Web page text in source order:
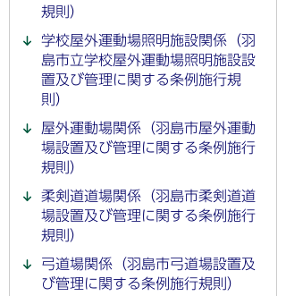
規則）
学校屋外運動場照明施設関係（羽
島市立学校屋外運動場照明施設設
置及び管理に関する条例施行規
則）
屋外運動場関係（羽島市屋外運動
場設置及び管理に関する条例施行
規則）
柔剣道道場関係（羽島市柔剣道道
場設置及び管理に関する条例施行
規則）
弓道場関係（羽島市弓道場設置及
び管理に関する条例施行規則）